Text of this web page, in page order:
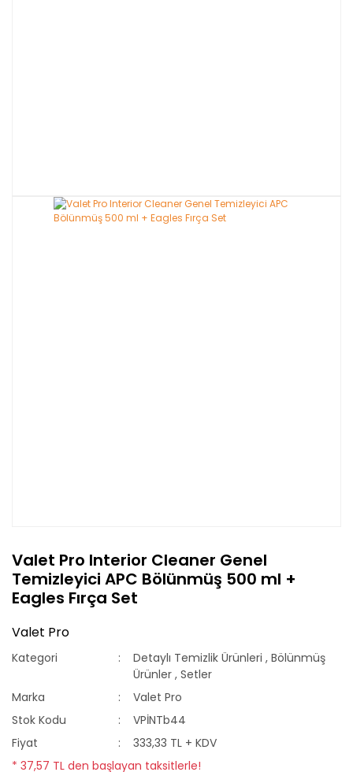
Valet Pro Interior Cleaner Genel
Temizleyici APC Bölünmüş 500 ml +
Eagles Fırça Set
Valet Pro
Kategori Detaylı Temizlik Ürünleri ,Bölünmüş
Ürünler ,Setler
Marka
Valet Pro
Stok Kodu
VPİNTb44
Fiyat
333,33 TL + KDV
* 37,57 TL den başlayan taksitlerle!